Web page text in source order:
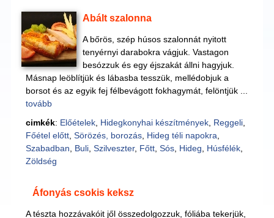
Abált szalonna
A bőrös, szép húsos szalonnát nyitott
tenyérnyi darabokra vágjuk. Vastagon
besózzuk és egy éjszakát állni hagyjuk.
Másnap leöblítjük és lábasba tesszük, mellédobjuk a
borsot és az egyik fej félbevágott fokhagymát, felöntjük ...
tovább
cimkék: Előételek, Hidegkonyhai készítmények, Reggeli,
Főétel előtt, Sörözés, borozás, Hideg téli napokra
Szabadban
Buli, Szilveszter, Főtt, Sós, Hideg Húsfélék,
Zöldség
Áfonyás csokis keksz
A tészta hozzávakóit jől összedolgozzuk, fóliába tekerjük,